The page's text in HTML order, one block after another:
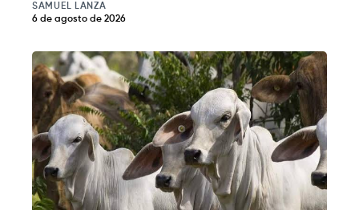
SAMUEL LANZA
6 de agosto de 2026